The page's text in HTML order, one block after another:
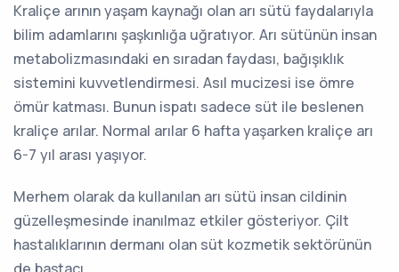
Kraliçe arının yaşam kaynağı olan arı sütü faydalarıyla
bilim adamlarını şaşkınlığa uğratıyor. Arı sütünün insan
metabolizmasındaki en sıradan faydası, bağışıklık
sistemini kuvvetlendirmesi. Asıl mucizesi ise ömre
ömür katması. Bunun ispatı sadece süt ile beslenen
kraliçe arılar. Normal arılar 6 hafta yaşarken kraliçe arı
6-7 yıl arası yaşıyor.
Merhem olarak da kullanılan arı sütü insan cildinin
güzelleşmesinde inanılmaz etkiler gösteriyor. Çilt
hastalıklarının dermanı olan süt kozmetik sektörünün